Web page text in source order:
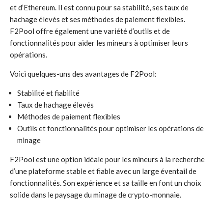
et d’Ethereum. Il est connu pour sa stabilité, ses taux de
hachage élevés et ses méthodes de paiement flexibles.
F2Pool offre également une variété d’outils et de
fonctionnalités pour aider les mineurs à optimiser leurs
opérations.
Voici quelques-uns des avantages de F2Pool:
Stabilité et fiabilité
Taux de hachage élevés
Méthodes de paiement flexibles
Outils et fonctionnalités pour optimiser les opérations de
minage
F2Pool est une option idéale pour les mineurs à la recherche
d’une plateforme stable et fiable avec un large éventail de
fonctionnalités. Son expérience et sa taille en font un choix
solide dans le paysage du minage de crypto-monnaie.